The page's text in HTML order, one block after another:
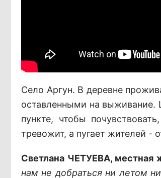
Село Аргун. В деревне
оставленными на выживание.
пункте, чтобы
тревожит, а пугает жителей -
Светлана ЧЕТУЕВА, местная
нам не добраться ни летом